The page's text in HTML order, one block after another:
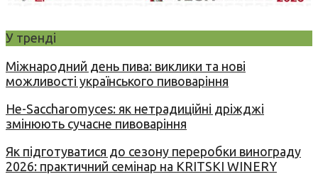
У тренді
Міжнародний день пива: виклики та нові
можливості українського пивоваріння
Не-Saccharomyces: як нетрадиційні дріжджі
змінюють сучасне пивоваріння
Як підготуватися до сезону переробки винограду
2026: практичний семінар на KRITSKI WINERY